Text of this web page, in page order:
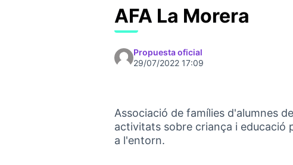
AFA La Morera
Propuesta oficial
29/07/2022 17:09
Associació de famílies d'alumnes
activitats sobre criança i educació
a l'entorn.